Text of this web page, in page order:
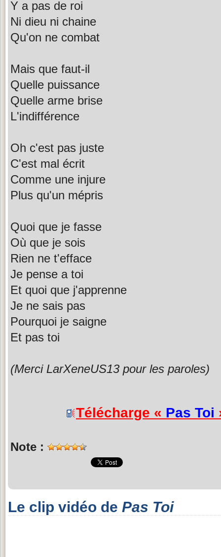
Y a pas de roi
Ni dieu ni chaine
Qu'on ne combat
Mais que faut-il
Quelle puissance
Quelle arme brise
L'indifférence
Oh c'est pas juste
C'est mal écrit
Comme une injure
Plus qu'un mépris
Quoi que je fasse
Où que je sois
Rien ne t'efface
Je pense a toi
Et quoi que j'apprenne
Je ne sais pas
Pourquoi je saigne
Et pas toi
(Merci LarXeneUS13 pour les paroles)
Télécharge « Pas Toi
Note :
Le clip vidéo de Pas Toi